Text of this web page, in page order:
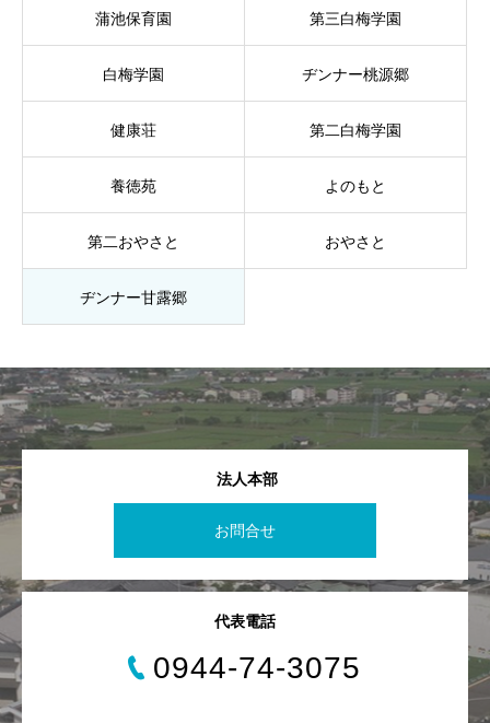
蒲池保育園 第三白梅学園
白梅学園 ヂンナー桃源郷
健康荘 第二白梅学園
養徳苑 よのもと
第二おやさと おやさと
ヂンナー甘露郷
法人本部
お問合せ
代表電話
0944-74-3075